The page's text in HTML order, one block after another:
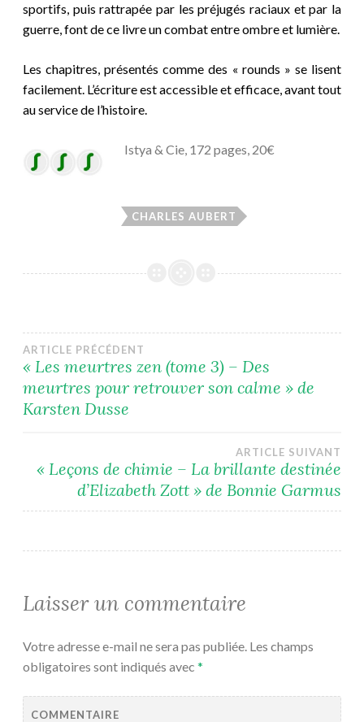
sportifs, puis rattrapée par les préjugés raciaux et par la
guerre, font de ce livre un combat entre ombre et lumière.
Les chapitres, présentés comme des « rounds » se lisent
facilement. L’écriture est accessible et efficace, avant tout
au service de l’histoire.
Istya & Cie, 172 pages, 20€
CHARLES AUBERT
Navigation
de
ARTICLE PRÉCÉDENT
« Les meurtres zen (tome 3) – Des
meurtres pour retrouver son calme » de
Karsten Dusse
ARTICLE SUIVANT
« Leçons de chimie – La brillante destinée
d’Elizabeth Zott » de Bonnie Garmus
Laisser un commentaire
Votre adresse e-mail ne sera pas publiée. Les champs
obligatoires sont indiqués avec *
COMMENTAIRE